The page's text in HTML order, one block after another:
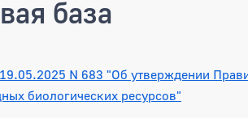
база
N 683 "Об утверждении
биологических ресурсов"